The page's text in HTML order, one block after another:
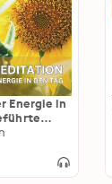
Energie in